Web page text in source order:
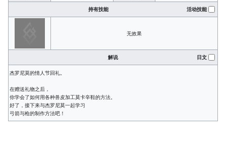
持有技能 活动技能
无效果
解说 日文
杰罗尼莫的情人节回礼。
在赠送礼物之后，
你学会了如何用各种兽皮加工莫卡辛鞋的方法。
好了，接下来与杰罗尼莫一起学习
弓箭与枪的制作方法吧！